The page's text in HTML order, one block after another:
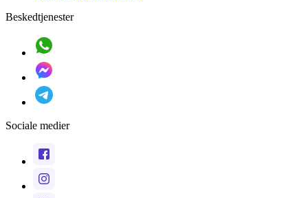
Beskedtjenester
Sociale medier